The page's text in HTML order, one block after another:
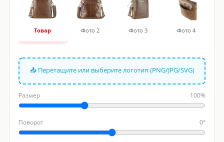
Товар Фото 2 Фото 3 Фото 4
📤 Перетащите или выберите логотип (PNG/JPG/SVG)
Размер 100%
Поворот 0°